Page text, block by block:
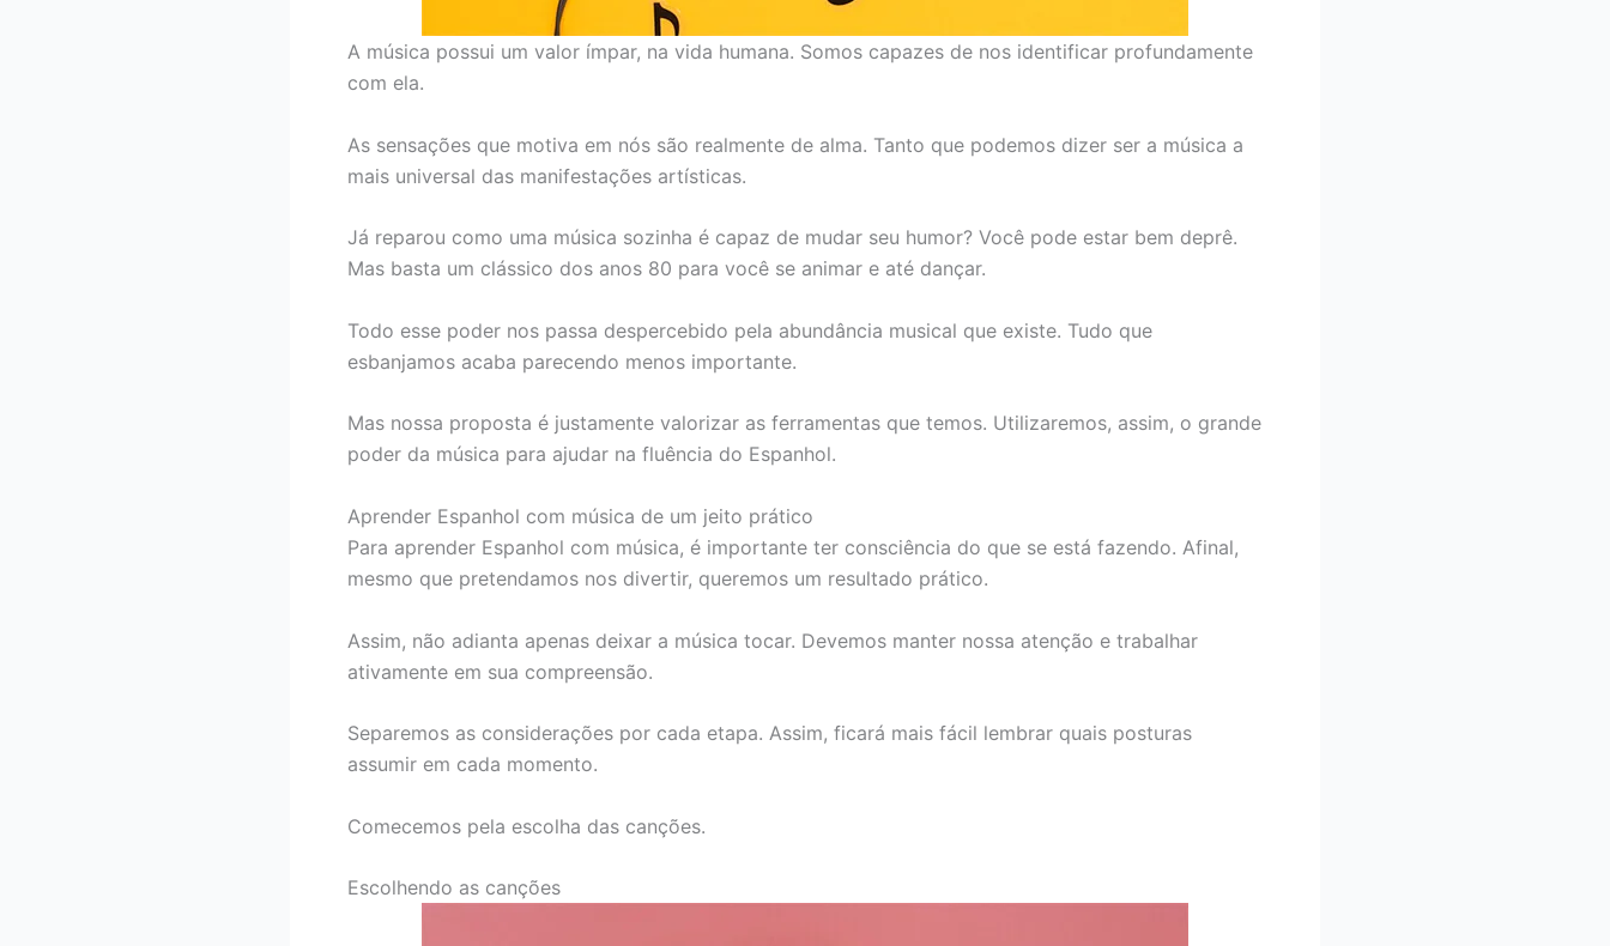
A música possui um valor ímpar, na vida humana. Somos capazes de nos identificar profundamente
com ela.
As sensações que motiva em nós são realmente de alma. Tanto que podemos dizer ser a música a
mais universal das manifestações artísticas.
Já reparou como uma música sozinha é capaz de mudar seu humor? Você pode estar bem deprê.
Mas basta um clássico dos anos 80 para você se animar e até dançar.
Todo esse poder nos passa despercebido pela abundância musical que existe. Tudo que
esbanjamos acaba parecendo menos importante.
Mas nossa proposta é justamente valorizar as ferramentas que temos. Utilizaremos, assim, o grande
poder da música para ajudar na fluência do Espanhol.
Aprender Espanhol com música de um jeito prático
Para aprender Espanhol com música, é importante ter consciência do que se está fazendo. Afinal,
mesmo que pretendamos nos divertir, queremos um resultado prático.
Assim, não adianta apenas deixar a música tocar. Devemos manter nossa atenção e trabalhar
ativamente em sua compreensão.
Separemos as considerações por cada etapa. Assim, ficará mais fácil lembrar quais posturas
assumir em cada momento.
Comecemos pela escolha das canções.
Escolhendo as canções